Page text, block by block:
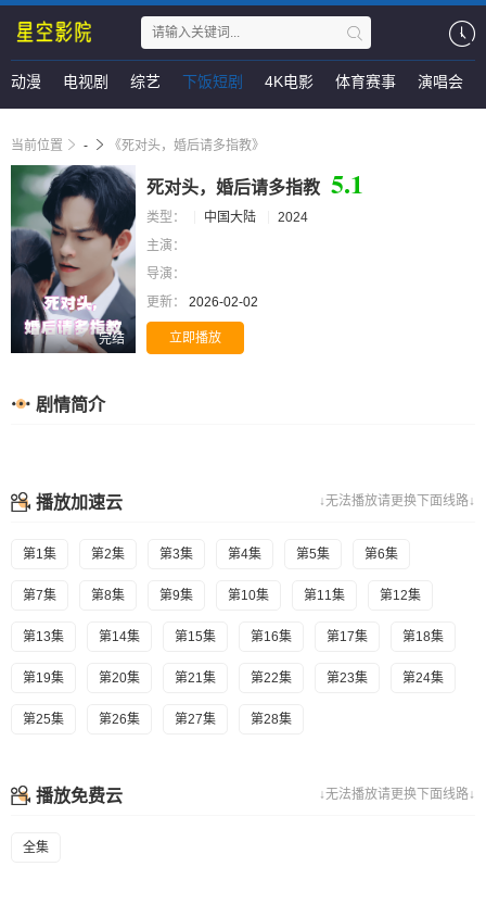
动漫 电视剧 综艺 下饭短剧 4K电影 体育赛事 演唱会
当前位置 - 《死对头，婚后请多指教》
完结
死对头，婚后请多指教 5.1
类型： 中国大陆
2024
主演：
导演：
更新：
2026-02-02
立即播放
剧情简介
↓无法播放请更换下面线路↓
播放加速云
第1集 第2集 第3集 第4集 第5集 第6集
第7集 第8集 第9集 第10集 第11集 第12集
第13集 第14集 第15集 第16集 第17集 第18集
第19集 第20集 第21集 第22集 第23集 第24集
第25集 第26集 第27集 第28集
↓无法播放请更换下面线路↓
播放免费云
全集